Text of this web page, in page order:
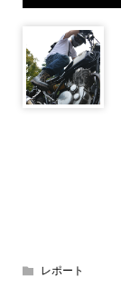
レポート